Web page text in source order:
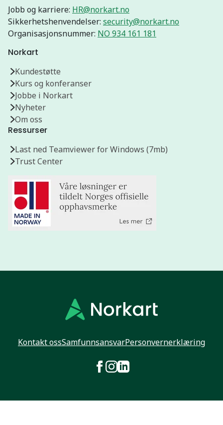
Jobb og karriere: HR@norkart.no
Sikkerhetshenvendelser: security@norkart.no
Organisasjonsnummer: NO 934 161 181
Norkart
Kundestøtte
Kurs og konferanser
Jobbe i Norkart
Nyheter
Om oss
Ressurser
Last ned Teamviewer for Windows (7mb)
Trust Center
Kontakt ossSamfunnsansvarPersonvernerklæring